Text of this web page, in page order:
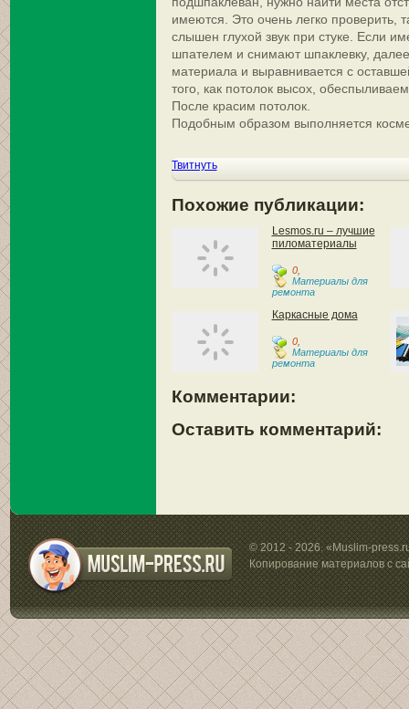
имеются. Это очень легко проверить,
слышен глухой звук при стуке. Если
шпателем и снимают шпаклевку,
материала и выравнивается с
того, как потолок высох,
После красим потолок.
Подобным образом выполняется
Твитнуть
Похожие публикации:
Lesmos.ru – лучшие
пиломатериалы
0,
Материалы для
ремонта
Каркасные дома
0,
Материалы для
ремонта
Комментарии:
Оставить комментарий:
© 2012 - 2026. «Muslim-
Копирование материалов с